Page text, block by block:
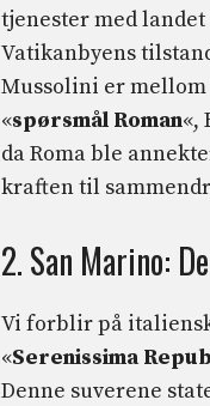
tjenester med
Vatikanbyens
Mussolini er mellom
«spørsmål Roman«,
da Roma ble
kraften til
2. San Marino:
Vi forblir på
«Serenissima
Denne suverene